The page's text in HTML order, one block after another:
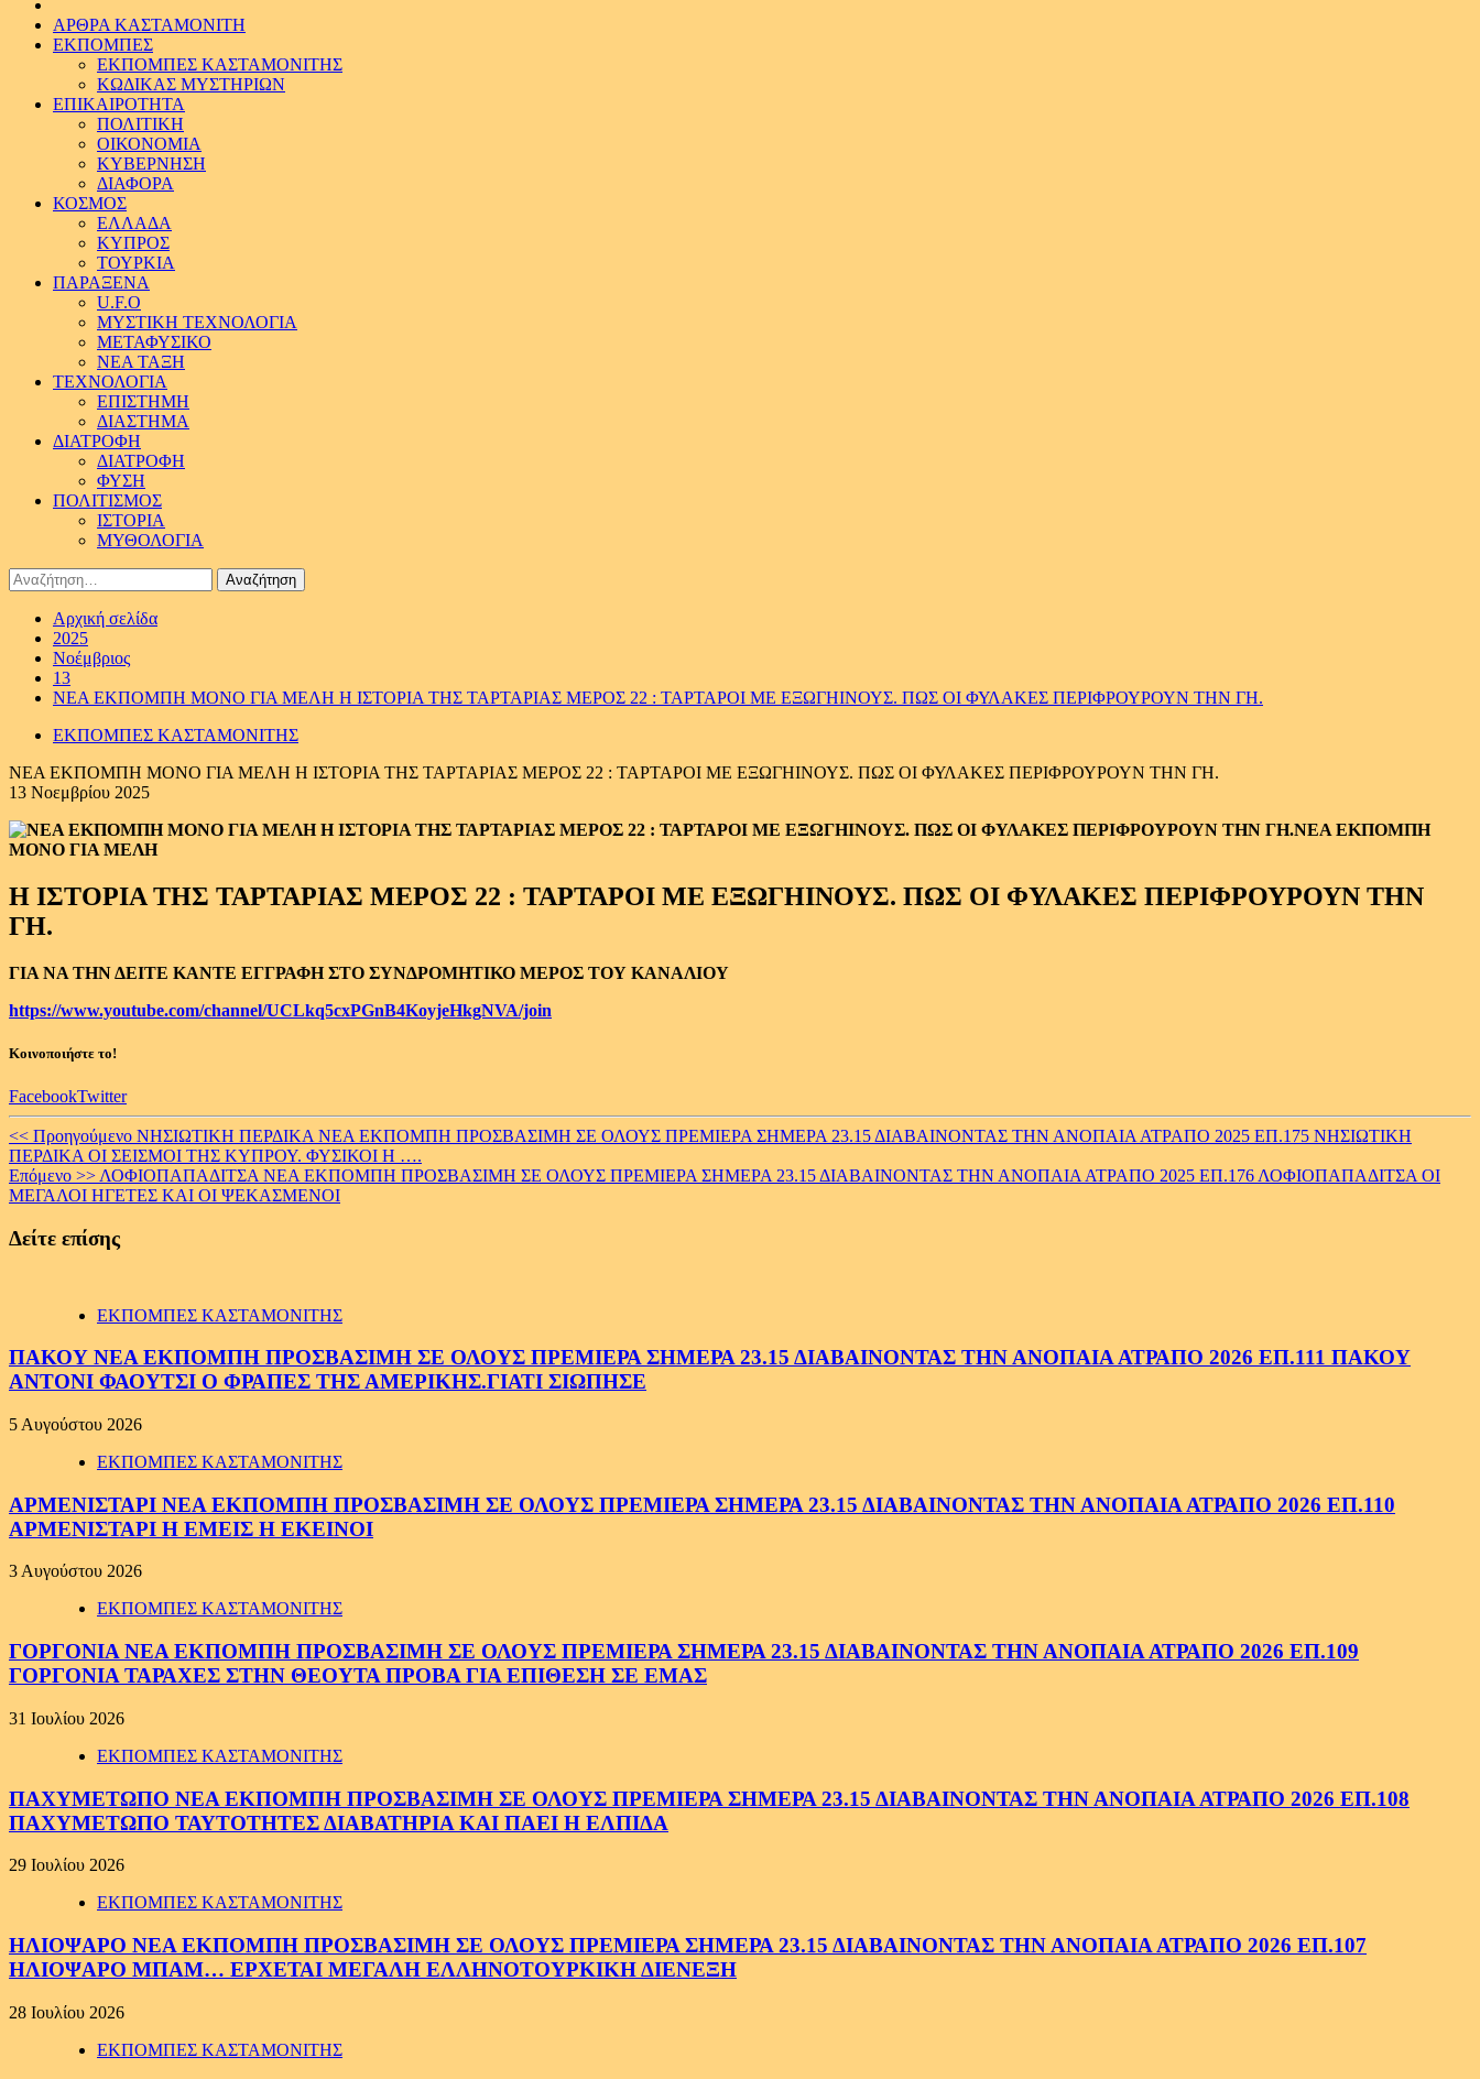
ΑΡΘΡΑ ΚΑΣΤΑΜΟΝΙΤΗ
ΕΚΠΟΜΠΕΣ
ΕΚΠΟΜΠΕΣ ΚΑΣΤΑΜΟΝΙΤΗΣ
ΚΩΔΙΚΑΣ ΜΥΣΤΗΡΙΩΝ
ΕΠΙΚΑΙΡΟΤΗΤΑ
ΠΟΛΙΤΙΚΗ
ΟΙΚΟΝΟΜΙΑ
ΚΥΒΕΡΝΗΣΗ
ΔΙΑΦΟΡΑ
ΚΟΣΜΟΣ
ΕΛΛΑΔΑ
ΚΥΠΡΟΣ
ΤΟΥΡΚΙΑ
ΠΑΡΑΞΕΝΑ
U.F.O
ΜΥΣΤΙΚΗ ΤΕΧΝΟΛΟΓΙΑ
ΜΕΤΑΦΥΣΙΚΟ
ΝΕΑ ΤΑΞΗ
ΤΕΧΝΟΛΟΓΙΑ
ΕΠΙΣΤΗΜΗ
ΔΙΑΣΤΗΜΑ
ΔΙΑΤΡΟΦΗ
ΔΙΑΤΡΟΦΗ
ΦΥΣΗ
ΠΟΛΙΤΙΣΜΟΣ
ΙΣΤΟΡΙΑ
ΜΥΘΟΛΟΓΙΑ
Αναζήτηση
για:
Αρχική σελίδα
2025
Νοέμβριος
13
ΝΕΑ ΕΚΠΟΜΠΗ ΜΟΝΟ ΓΙΑ ΜΕΛΗ Η ΙΣΤΟΡΙΑ ΤΗΣ ΤΑΡΤΑΡΙΑΣ ΜΕΡΟΣ 22 : ΤΑΡΤΑΡΟΙ ΜΕ ΕΞΩΓΗΙΝΟΥΣ. ΠΩΣ ΟΙ ΦΥΛΑΚΕΣ ΠΕΡΙΦΡΟΥΡΟΥΝ ΤΗΝ ΓΗ.
ΕΚΠΟΜΠΕΣ ΚΑΣΤΑΜΟΝΙΤΗΣ
ΝΕΑ ΕΚΠΟΜΠΗ ΜΟΝΟ ΓΙΑ ΜΕΛΗ Η ΙΣΤΟΡΙΑ ΤΗΣ ΤΑΡΤΑΡΙΑΣ ΜΕΡΟΣ 22 : ΤΑΡΤΑΡΟΙ ΜΕ ΕΞΩΓΗΙΝΟΥΣ. ΠΩΣ ΟΙ ΦΥΛΑΚΕΣ ΠΕΡΙΦΡΟΥΡΟΥΝ ΤΗΝ ΓΗ.
13 Νοεμβρίου 2025
ΝΕΑ ΕΚΠΟΜΠΗ
ΜΟΝΟ ΓΙΑ ΜΕΛΗ
Η ΙΣΤΟΡΙΑ ΤΗΣ ΤΑΡΤΑΡΙΑΣ ΜΕΡΟΣ 22 : ΤΑΡΤΑΡΟΙ ΜΕ ΕΞΩΓΗΙΝΟΥΣ. ΠΩΣ ΟΙ ΦΥΛΑΚΕΣ ΠΕΡΙΦΡΟΥΡΟΥΝ ΤΗΝ
ΓΗ.
ΓΙΑ ΝΑ ΤΗΝ ΔΕΙΤΕ ΚΑΝΤΕ ΕΓΓΡΑΦΗ ΣΤΟ ΣΥΝΔΡΟΜΗΤΙΚΟ ΜΕΡΟΣ ΤΟΥ ΚΑΝΑΛΙΟΥ
https://www.youtube.com/channel/UCLkq5cxPGnB4KoyjeHkgNVA/join
Κοινοποιήστε το!
FacebookTwitter
Continue
Reading
<< Προηγούμενο ΝΗΣΙΩΤΙΚΗ ΠΕΡΔΙΚΑ ΝΕΑ ΕΚΠΟΜΠΗ ΠΡΟΣΒΑΣΙΜΗ ΣΕ ΟΛΟΥΣ ΠΡΕΜΙΕΡΑ ΣΗΜΕΡΑ 23.15 ΔΙΑΒΑΙΝΟΝΤΑΣ ΤΗΝ ΑΝΟΠΑΙΑ ΑΤΡΑΠΟ 2025 ΕΠ.175 ΝΗΣΙΩΤΙΚΗ
ΠΕΡΔΙΚΑ ΟΙ ΣΕΙΣΜΟΙ ΤΗΣ ΚΥΠΡΟΥ. ΦΥΣΙΚΟΙ Η ….
Επόμενο >> ΛΟΦΙΟΠΑΠΑΔΙΤΣΑ ΝΕΑ ΕΚΠΟΜΠΗ ΠΡΟΣΒΑΣΙΜΗ ΣΕ ΟΛΟΥΣ ΠΡΕΜΙΕΡΑ ΣΗΜΕΡΑ 23.15 ΔΙΑΒΑΙΝΟΝΤΑΣ ΤΗΝ ΑΝΟΠΑΙΑ ΑΤΡΑΠΟ 2025 ΕΠ.176 ΛΟΦΙΟΠΑΠΑΔΙΤΣΑ ΟΙ
ΜΕΓΑΛΟΙ ΗΓΕΤΕΣ ΚΑΙ ΟΙ ΨΕΚΑΣΜΕΝΟΙ
Δείτε επίσης
ΕΚΠΟΜΠΕΣ ΚΑΣΤΑΜΟΝΙΤΗΣ
ΠΑΚΟΥ ΝΕΑ ΕΚΠΟΜΠΗ ΠΡΟΣΒΑΣΙΜΗ ΣΕ ΟΛΟΥΣ ΠΡΕΜΙΕΡΑ ΣΗΜΕΡΑ 23.15 ΔΙΑΒΑΙΝΟΝΤΑΣ ΤΗΝ ΑΝΟΠΑΙΑ ΑΤΡΑΠΟ 2026 ΕΠ.111 ΠΑΚΟΥ
ΑΝΤΟΝΙ ΦΑΟΥΤΣΙ Ο ΦΡΑΠΕΣ ΤΗΣ ΑΜΕΡΙΚΗΣ.ΓΙΑΤΙ ΣΙΩΠΗΣΕ
5 Αυγούστου 2026
ΕΚΠΟΜΠΕΣ ΚΑΣΤΑΜΟΝΙΤΗΣ
ΑΡΜΕΝΙΣΤΑΡΙ ΝΕΑ ΕΚΠΟΜΠΗ ΠΡΟΣΒΑΣΙΜΗ ΣΕ ΟΛΟΥΣ ΠΡΕΜΙΕΡΑ ΣΗΜΕΡΑ 23.15 ΔΙΑΒΑΙΝΟΝΤΑΣ ΤΗΝ ΑΝΟΠΑΙΑ ΑΤΡΑΠΟ 2026 ΕΠ.110
ΑΡΜΕΝΙΣΤΑΡΙ Η ΕΜΕΙΣ Η ΕΚΕΙΝΟΙ
3 Αυγούστου 2026
ΕΚΠΟΜΠΕΣ ΚΑΣΤΑΜΟΝΙΤΗΣ
ΓΟΡΓΟΝΙΑ ΝΕΑ ΕΚΠΟΜΠΗ ΠΡΟΣΒΑΣΙΜΗ ΣΕ ΟΛΟΥΣ ΠΡΕΜΙΕΡΑ ΣΗΜΕΡΑ 23.15 ΔΙΑΒΑΙΝΟΝΤΑΣ ΤΗΝ ΑΝΟΠΑΙΑ ΑΤΡΑΠΟ 2026 ΕΠ.109
ΓΟΡΓΟΝΙΑ ΤΑΡΑΧΕΣ ΣΤΗΝ ΘΕΟΥΤΑ ΠΡΟΒΑ ΓΙΑ ΕΠΙΘΕΣΗ ΣΕ ΕΜΑΣ
31 Ιουλίου 2026
ΕΚΠΟΜΠΕΣ ΚΑΣΤΑΜΟΝΙΤΗΣ
ΠΑΧΥΜΕΤΩΠΟ ΝΕΑ ΕΚΠΟΜΠΗ ΠΡΟΣΒΑΣΙΜΗ ΣΕ ΟΛΟΥΣ ΠΡΕΜΙΕΡΑ ΣΗΜΕΡΑ 23.15 ΔΙΑΒΑΙΝΟΝΤΑΣ ΤΗΝ ΑΝΟΠΑΙΑ ΑΤΡΑΠΟ 2026 ΕΠ.108
ΠΑΧΥΜΕΤΩΠΟ ΤΑΥΤΟΤΗΤΕΣ ΔΙΑΒΑΤΗΡΙΑ ΚΑΙ ΠΑΕΙ Η ΕΛΠΙΔΑ
29 Ιουλίου 2026
ΕΚΠΟΜΠΕΣ ΚΑΣΤΑΜΟΝΙΤΗΣ
ΗΛΙΟΨΑΡΟ ΝΕΑ ΕΚΠΟΜΠΗ ΠΡΟΣΒΑΣΙΜΗ ΣΕ ΟΛΟΥΣ ΠΡΕΜΙΕΡΑ ΣΗΜΕΡΑ 23.15 ΔΙΑΒΑΙΝΟΝΤΑΣ ΤΗΝ ΑΝΟΠΑΙΑ ΑΤΡΑΠΟ 2026 ΕΠ.107
ΗΛΙΟΨΑΡΟ ΜΠΑΜ… ΕΡΧΕΤΑΙ ΜΕΓΑΛΗ ΕΛΛΗΝΟΤΟΥΡΚΙΚΗ ΔΙΕΝΕΞΗ
28 Ιουλίου 2026
ΕΚΠΟΜΠΕΣ ΚΑΣΤΑΜΟΝΙΤΗΣ